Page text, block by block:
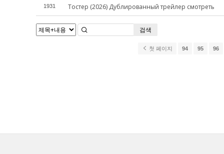
1931 Тостер (2026) Дублированный трейлер смотреть
검색
첫 페이지 94 95 96